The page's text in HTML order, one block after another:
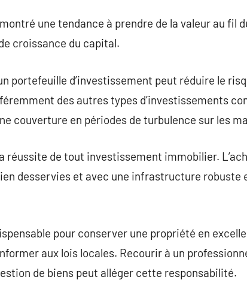
une tendance à prendre de la valeur au fil
croissance du capital.
portefeuille d’investissement peut réduire le
des autres types d’investissements
couverture en périodes de turbulence sur les
réussite de tout investissement immobilier.
desservies et avec une infrastructure robuste
pour conserver une propriété en
aux lois locales. Recourir à un
de biens peut alléger cette responsabilité.